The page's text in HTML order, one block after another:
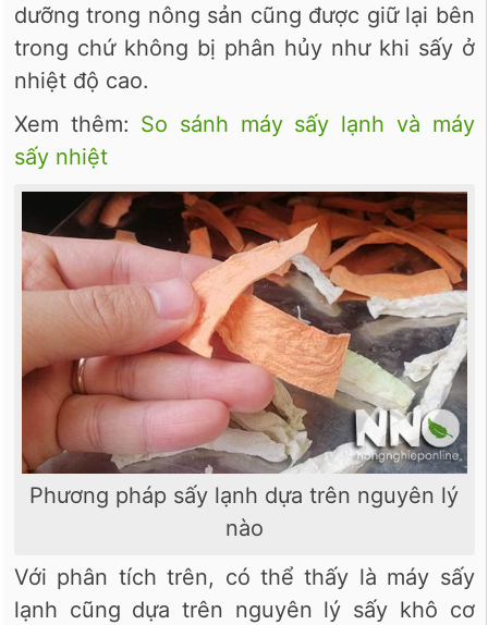
dưỡng trong nông sản cũng được giữ lại bên
trong chứ không bị phân hủy như khi sấy ở
nhiệt độ cao.
Xem thêm: So sánh máy sấy lạnh và máy
sấy nhiệt
Phương pháp sấy lạnh dựa trên nguyên lý
nào
Với phân tích trên, có thể thấy là máy sấy
lạnh cũng dựa trên nguyên lý sấy khô cơ